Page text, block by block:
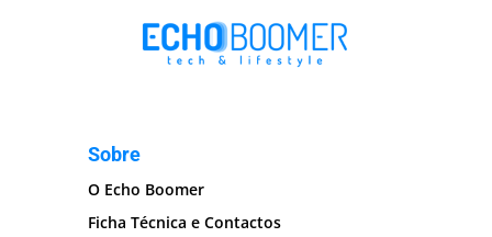
Sobre
O Echo Boomer
Ficha Técnica e Contactos